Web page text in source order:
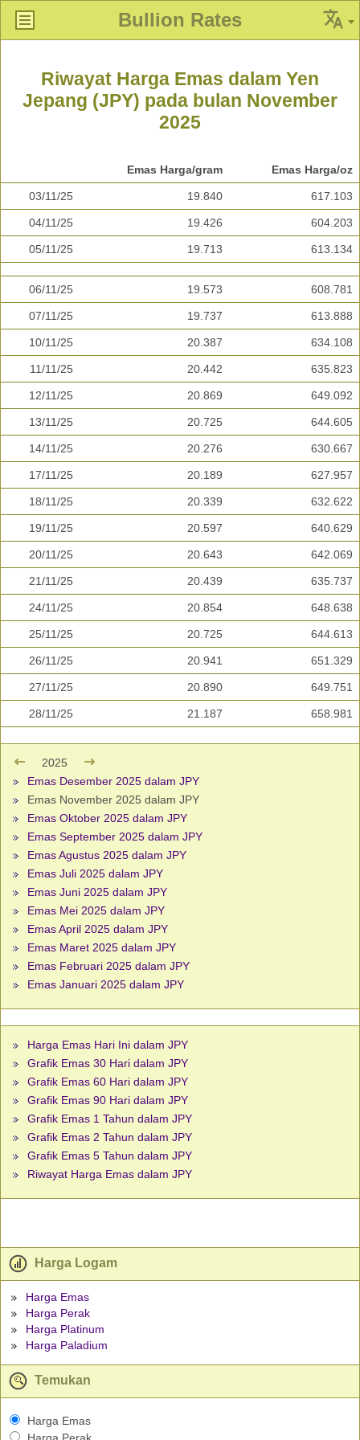
Bullion Rates
Riwayat Harga Emas dalam Yen
Jepang (JPY) pada bulan November
2025
Emas Harga/gram Emas Harga/oz
03/11/25 19.840 617.103
04/11/25 19.426 604.203
05/11/25 19.713 613.134
06/11/25 19.573 608.781
07/11/25 19.737 613.888
10/11/25 20.387 634.108
11/11/25 20.442 635.823
12/11/25 20.869 649.092
13/11/25 20.725 644.605
14/11/25 20.276 630.667
17/11/25 20.189 627.957
18/11/25 20.339 632.622
19/11/25 20.597 640.629
20/11/25 20.643 642.069
21/11/25 20.439 635.737
24/11/25 20.854 648.638
25/11/25 20.725 644.613
26/11/25 20.941 651.329
27/11/25 20.890 649.751
28/11/25 21.187 658.981
2025
Emas Desember 2025 dalam JPY
Emas November 2025 dalam JPY
Emas Oktober 2025 dalam JPY
Emas September 2025 dalam JPY
Emas Agustus 2025 dalam JPY
Emas Juli 2025 dalam JPY
Emas Juni 2025 dalam JPY
Emas Mei 2025 dalam JPY
Emas April 2025 dalam JPY
Emas Maret 2025 dalam JPY
Emas Februari 2025 dalam JPY
Emas Januari 2025 dalam JPY
Harga Emas Hari Ini dalam JPY
Grafik Emas 30 Hari dalam JPY
Grafik Emas 60 Hari dalam JPY
Grafik Emas 90 Hari dalam JPY
Grafik Emas 1 Tahun dalam JPY
Grafik Emas 2 Tahun dalam JPY
Grafik Emas 5 Tahun dalam JPY
Riwayat Harga Emas dalam JPY
Harga Logam
Harga Emas
Harga Perak
Harga Platinum
Harga Paladium
Temukan
Harga Emas